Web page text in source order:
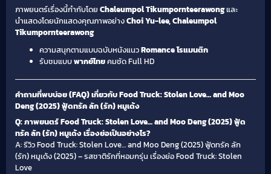
ภาพยนตร์เรื่องนี้กำกับโดย Chaleumpol Tikumpornteerawongและ
นำแสดงโดยนักแสดงคุณภาพอย่างChoi Yu-lee, Chaleumpol
Tikumpornteerawong
ความสนุกตามแบบฉบับหนังแนวRomance โรแมนติก
รับชมแบบพากย์ไทยคมชัด Full HD
คำถามที่พบบ่อย (FAQ) เกี่ยวกับ Food Truck: Stolen Love… and Moo
Deng (2025) ฟู้ดทรัค ลัก (รัก) หมูเด้ง
Q: ภาพยนตร์ Food Truck: Stolen Love… and Moo Deng (2025) ฟู้ด
ทรัค ลัก (รัก) หมูเด้ง เรื่องย่อเป็นอย่างไร?
A: รีวิว Food Truck: Stolen Love… and Moo Deng (2025) ฟู้ดทรัค ลัก
(รัก) หมูเด้ง (2025) – รสชาติรักที่หอมกรุ่น เรื่องย่อ Food Truck: Stolen
Love